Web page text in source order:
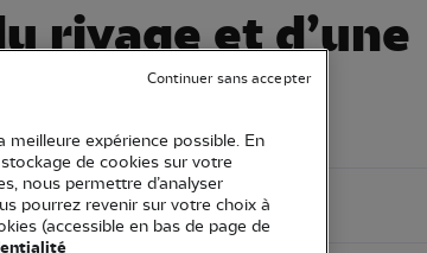
rivage et d’une
Maritime
expérience possible. En
de cookies sur votre
nous permettre d’analyser
pourrez revenir sur votre choix à
(accessible en bas de page de
Continuer sans accepter